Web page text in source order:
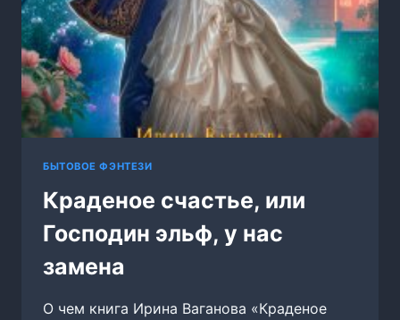
БЫТОВОЕ ФЭНТЕЗИ
Краденое счастье, или
Господин эльф, у нас
замена
О чем книга Ирина Ваганова «Краденое